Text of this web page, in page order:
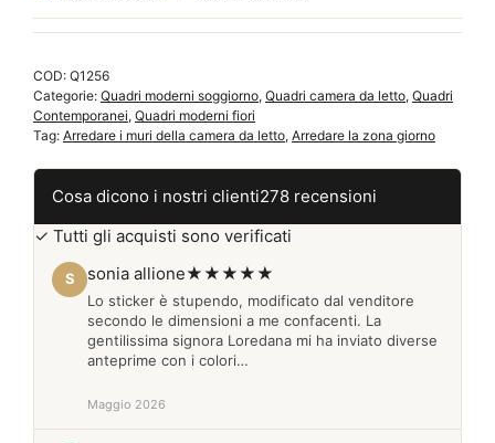
fiori
quantità
COD: Q1256
Categorie: Quadri moderni soggiorno, Quadri camera da letto, Quadri
Contemporanei, Quadri moderni fiori
Tag: Arredare i muri della camera da letto, Arredare la zona giorno
Cosa dicono i nostri clienti278 recensioni
✓ Tutti gli acquisti sono verificati
S sonia allione★★★★★
Lo sticker è stupendo, modificato dal venditore
secondo le dimensioni a me confacenti. La
gentilissima signora Loredana mi ha inviato diverse
anteprime con i colori…
Maggio 2026